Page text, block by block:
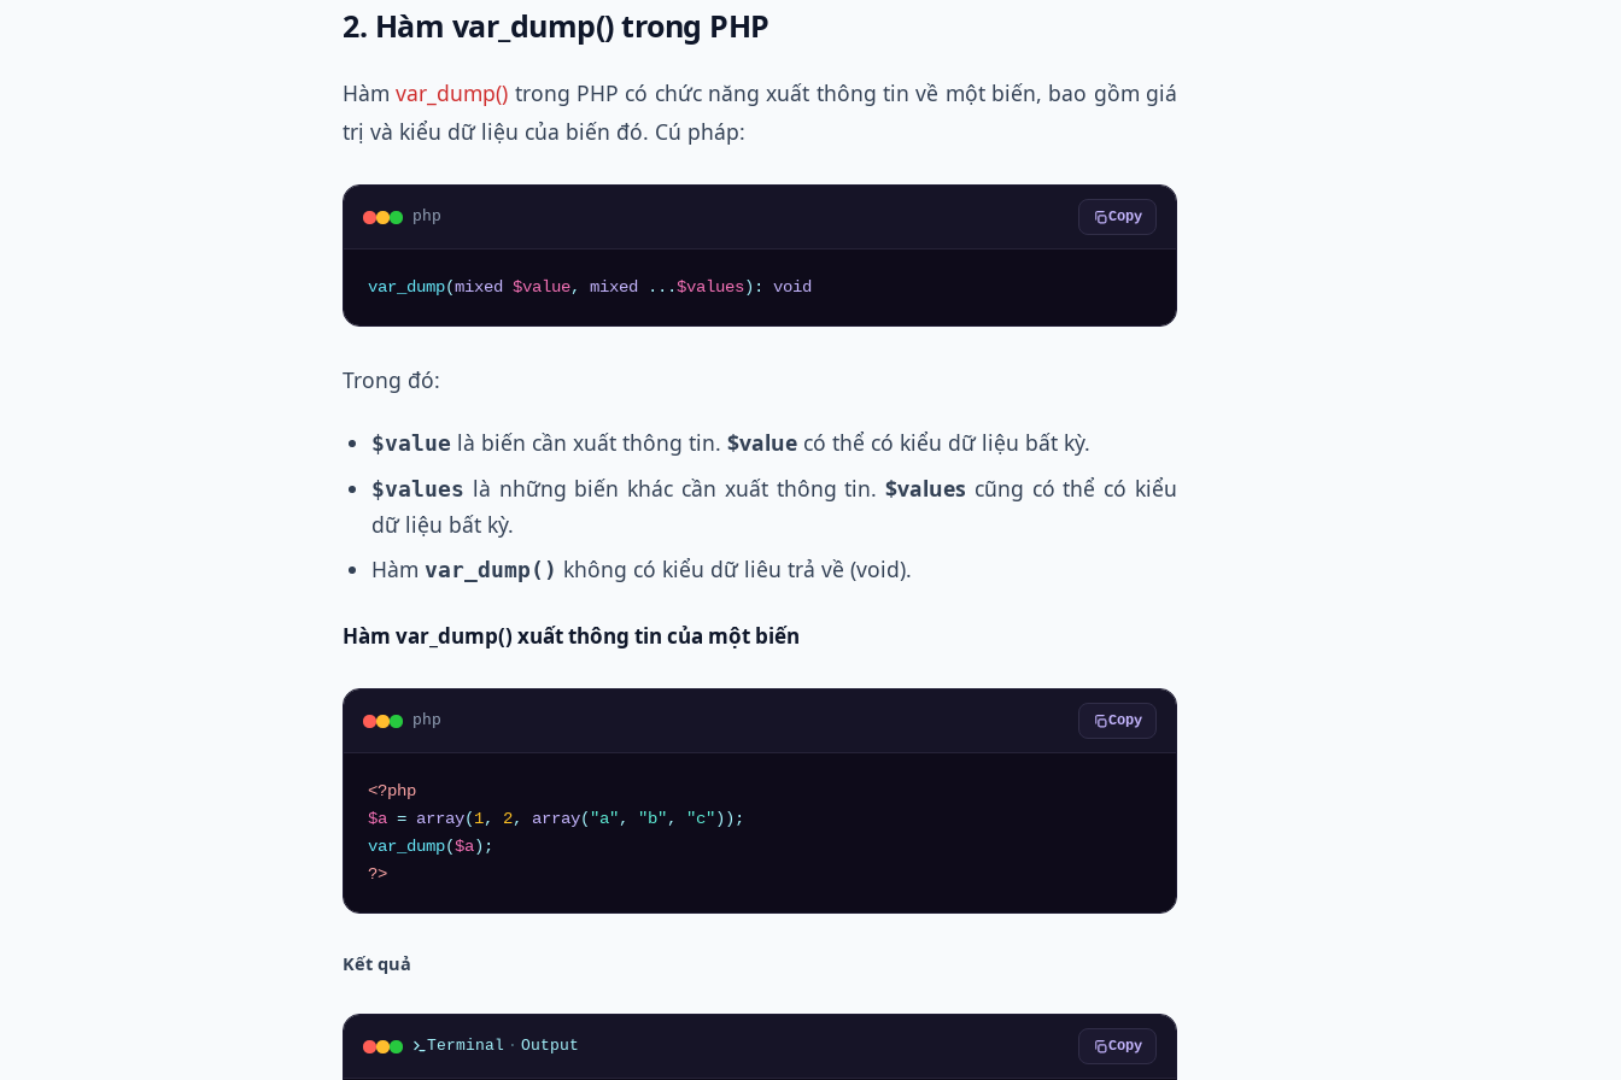
2. Hàm var_dump() trong PHP
Hàmvar_dump() trong PHP có chức năng xuất thông tin về một biến, bao gồm giá
trị và kiểu dữ liệu của biến đó. Cú pháp:
php Copy
var_dump( mixed $value, mixed ... $values ): void
Trong đó:
$value là biến cần xuất thông tin. $value có thể có kiểu dữ liệu bất kỳ.
$values là những biến khác cần xuất thông tin.$values cũng có thể có kiểu
dữ liệu bất kỳ.
Hàm var_dump() không có kiểu dữ liêu trả về (void).
Hàm var_dump() xuất thông tin của một biến
php Copy
<?php
$a = array( 1, 2, array( "a" , "b" , "c"
var_dump( $a
?>
Kết quả
Terminal · Output Copy